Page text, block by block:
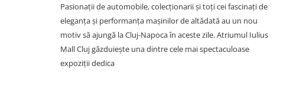
Pasionații de automobile, colecționarii și toți cei fascinați de
eleganța și performanța mașinilor de altădată au un nou
motiv să ajungă la Cluj-Napoca în aceste zile. Atriumul Iulius
Mall Cluj găzduiește una dintre cele mai spectaculoase
expoziții dedica